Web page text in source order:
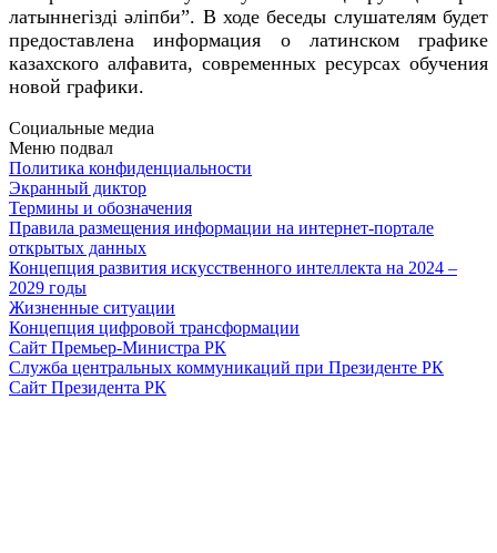
латыннегізді әліпби”. В ходе беседы слушателям будет
предоставлена информация о латинском графике
казахского алфавита, современных ресурсах обучения
новой графики.
Социальные медиа
Меню подвал
Политика конфиденциальности
Экранный диктор
Термины и обозначения
Правила размещения информации на интернет-портале
открытых данных
Концепция развития искусственного интеллекта на 2024 –
2029 годы
Жизненные ситуации
Концепция цифровой трансформации
Сайт Премьер-Министра РК
Служба центральных коммуникаций при Президенте РК
Сайт Президента РК